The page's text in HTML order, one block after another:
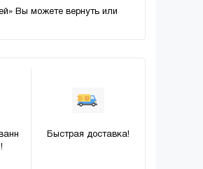
Вы можете вернуть или
Быстрая доставка!